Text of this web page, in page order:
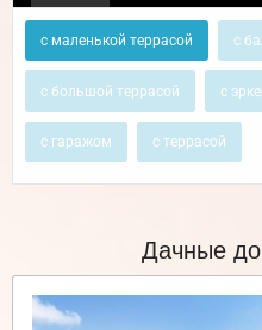
с маленькой террасой с
с большой террасой с
с гаражом с террасой
Дачные